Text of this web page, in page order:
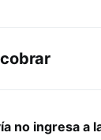
no ingresa a